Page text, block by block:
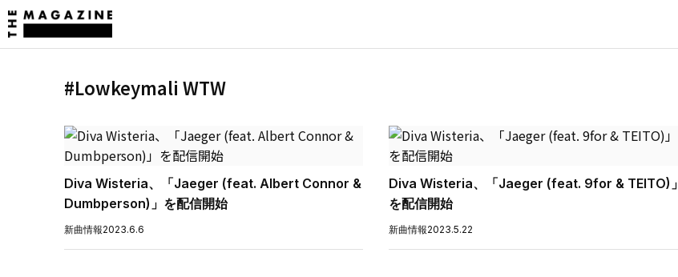
#Lowkeymali WTW
Diva Wisteria、「Jaeger (feat. Albert Connor &
Dumbperson)」を配信開始
新曲情報2023.6.6
Diva Wisteria、「Jaeger (feat. 9for & TEITO)」
を配信開始
新曲情報2023.5.22